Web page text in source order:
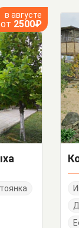
в августе
от 2500₽